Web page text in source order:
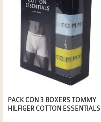
PACK CON 3 BOXERS TOMMY
HILFIGER COTTON ESSENTIALS